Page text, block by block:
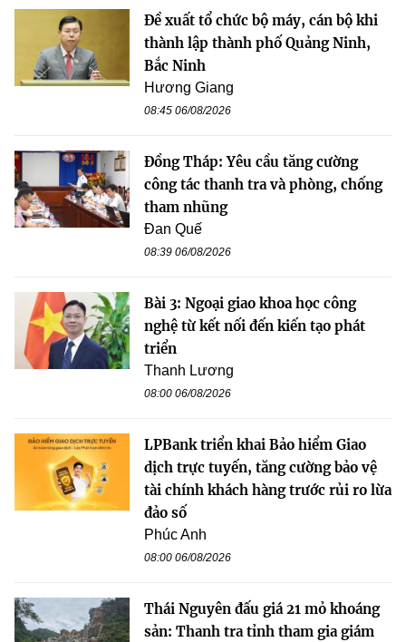
Đề xuất tổ chức bộ máy, cán bộ khi
thành lập thành phố Quảng Ninh,
Bắc Ninh
Hương Giang
08:45 06/08/2026
Đồng Tháp: Yêu cầu tăng cường
công tác thanh tra và phòng, chống
tham nhũng
Đan Quế
08:39 06/08/2026
Bài 3: Ngoại giao khoa học công
nghệ từ kết nối đến kiến tạo phát
triển
Thanh Lương
08:00 06/08/2026
LPBank triển khai Bảo hiểm Giao
dịch trực tuyến, tăng cường bảo vệ
tài chính khách hàng trước rủi ro lừa
đảo số
Phúc Anh
08:00 06/08/2026
Thái Nguyên đấu giá 21 mỏ khoáng
sản: Thanh tra tỉnh tham gia giám